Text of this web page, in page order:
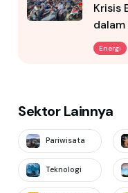
Krisis
dalam
Energi
Sektor Lainnya
Pariwisata
Teknologi